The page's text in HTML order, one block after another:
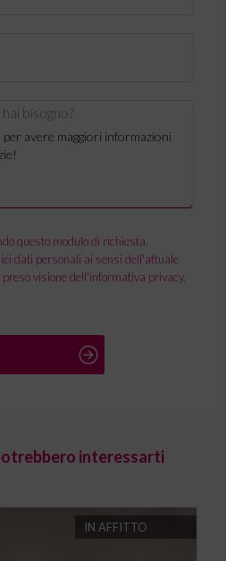
bisogno?
questo modulo di richiesta,
dati personali ai sensi dell'attuale
visione dell'informativa privacy.
interessarti
IN AFFITTO